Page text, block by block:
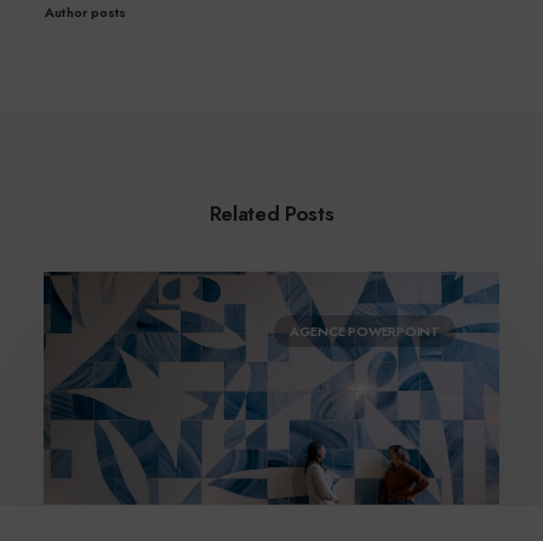
Author posts
Related Posts
AGENCE POWERPOINT